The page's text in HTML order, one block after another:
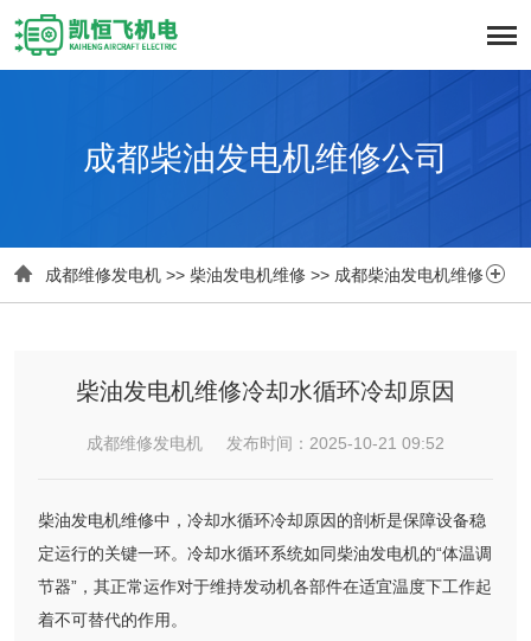
成都柴油发电机维修公司
 成都维修发电机 >> 柴油发电机维修 >> 成都柴油发电机维修
柴油发电机维修冷却水循环冷却原因
成都维修发电机 发布时间：2025-10-21 09:52
柴油发电机维修中，冷却水循环冷却原因的剖析是保障设备稳
定运行的关键一环。冷却水循环系统如同柴油发电机的“体温调
节器”，其正常运作对于维持发动机各部件在适宜温度下工作起
着不可替代的作用。